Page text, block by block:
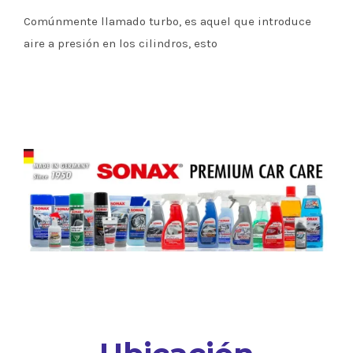
Comúnmente llamado turbo, es aquel que introduce
aire a presión en los cilindros, esto